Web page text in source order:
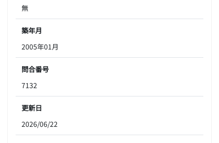
無
築年月
2005年01月
問合番号
7132
更新日
2026/06/22